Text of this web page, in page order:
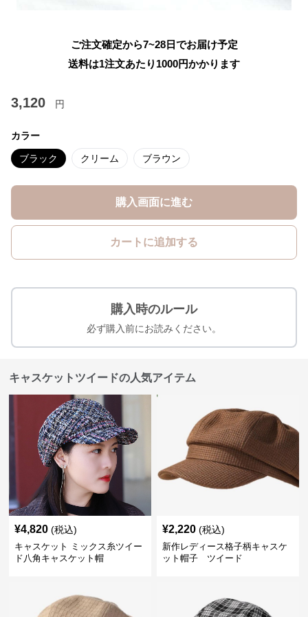
ご注文確定から7~28日でお届け予定
送料は1注文あたり 1000円かかります
3,120 円
カラー
ブラック クリーム ブラウン
購入画面に進む
カートに追加する
購入時のルール
必ず購入前にお読みください。
キャスケットツイードの人気アイテム
¥4,820 (税込)
キャスケット ミックス糸ツイー
ド八角キャスケット帽
¥2,220 (税込)
新作レディース格子柄キャスケ
ット帽子 ツイード